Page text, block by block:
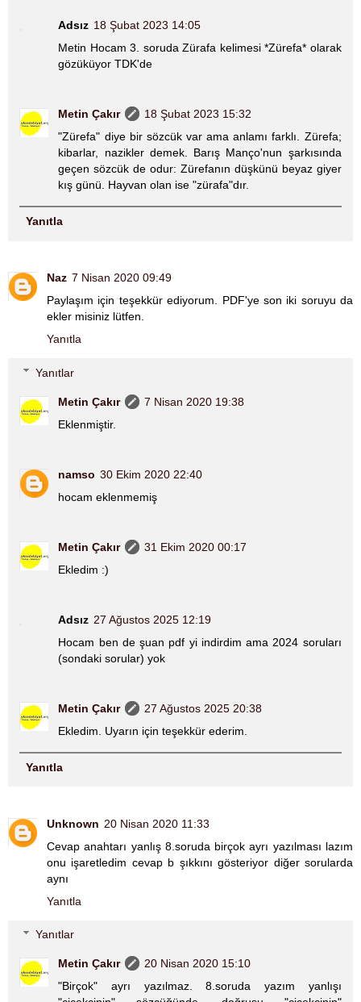
Adsız 18 Şubat 2023 14:05
Metin Hocam 3. soruda Zürafa kelimesi *Zürefa* olarak
gözüküyor TDK'de
Metin Çakır
18 Şubat 2023 15:32
"Zürefa" diye bir sözcük var ama anlamı farklı. Zürefa;
kibarlar, nazikler demek. Barış Manço'nun şarkısında
geçen sözcük de odur: Zürefanın düşkünü beyaz giyer
kış günü. Hayvan olan ise "zürafa"dır.
Yanıtla
Naz 7 Nisan 2020 09:49
Paylaşım için teşekkür ediyorum. PDF'ye son iki soruyu da
ekler misiniz lütfen.
Yanıtla
Yanıtlar
Metin Çakır
7 Nisan 2020 19:38
Eklenmiştir.
namso 30 Ekim 2020 22:40
hocam eklenmemiş
Metin Çakır
31 Ekim 2020 00:17
Ekledim :)
Adsız 27 Ağustos 2025 12:19
Hocam ben de şuan pdf yi indirdim ama 2024 soruları
(sondaki sorular) yok
Metin Çakır
27 Ağustos 2025 20:38
Ekledim. Uyarın için teşekkür ederim.
Yanıtla
Unknown 20 Nisan 2020 11:33
Cevap anahtarı yanlış 8.soruda birçok ayrı yazılması lazım
onu işaretledim cevap b şıkkını gösteriyor diğer sorularda
aynı
Yanıtla
Yanıtlar
Metin Çakır
20 Nisan 2020 15:10
"Birçok" ayrı yazılmaz. 8.soruda yazım yanlışı